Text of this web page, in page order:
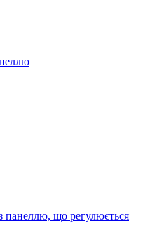
панеллю, що регулюється